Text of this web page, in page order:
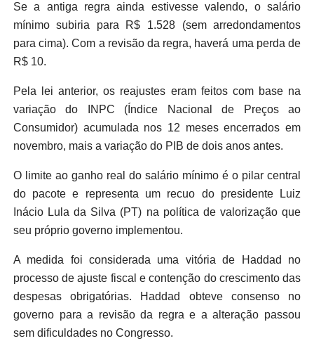
Se a antiga regra ainda estivesse valendo, o salário
mínimo subiria para R$ 1.528 (sem arredondamentos
para cima). Com a revisão da regra, haverá uma perda de
R$ 10.
Pela lei anterior, os reajustes eram feitos com base na
variação do INPC (Índice Nacional de Preços ao
Consumidor) acumulada nos 12 meses encerrados em
novembro, mais a variação do PIB de dois anos antes.
O limite ao ganho real do salário mínimo é o pilar central
do pacote e representa um recuo do presidente Luiz
Inácio Lula da Silva (PT) na política de valorização que
seu próprio governo implementou.
A medida foi considerada uma vitória de Haddad no
processo de ajuste fiscal e contenção do crescimento das
despesas obrigatórias. Haddad obteve consenso no
governo para a revisão da regra e a alteração passou
sem dificuldades no Congresso.